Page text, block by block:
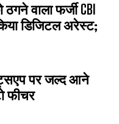
वाला फर्जी CBI
डिजिटल अरेस्ट;
पर जल्द आने
फीचर